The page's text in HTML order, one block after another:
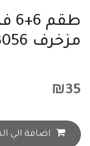
مزخرف SL23056
₪35
اضافة الي